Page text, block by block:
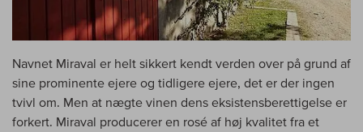
Navnet Miraval er helt sikkert kendt verden over på grund af
sine prominente ejere og tidligere ejere, det er der ingen
tvivl om. Men at nægte vinen dens eksistensberettigelse er
forkert. Miraval producerer en rosé af høj kvalitet fra et